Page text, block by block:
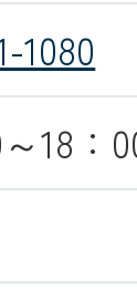
ATM・
1080
18：